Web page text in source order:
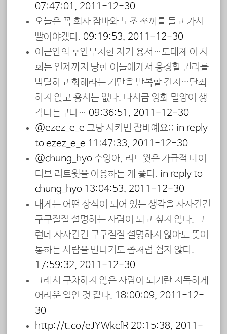
07:47:01, 2011-12-30
오늘은 꼭 회사 잠바와 노조 쪼끼를 들고 가서
빨아야겠다. 09:19:53, 2011-12-30
이근안의 후안무치한 자기 용서…도대체 이 사
회는 언제까지 당한 이들에게서 응징할 권리를
박탈하고 화해라는 기만을 반복할 건지…단죄
하지 않고 용서는 없다. 다시금 영화 밀양이 생
각나는구나… 09:36:51, 2011-12-30
@ezez_e_e 그냥 시커먼 잠바예요;; in reply
to ezez_e_e 11:47:33, 2011-12-30
@chung_hyo 수영아, 리트윗은 가급적 네이
티브 리트윗을 이용하는 게 좋다. in reply to
chung_hyo 13:04:53, 2011-12-30
내게는 어떤 상식이 되어 있는 생각을 사사건건
구구절절 설명하는 사람이 되고 싶지 않다. 그
런데 사사건건 구구절절 설명하지 않아도 뜻이
통하는 사람을 만나기도 좀처럼 쉽지 않다.
17:59:32, 2011-12-30
그래서 구차하지 않은 사람이 되기란 지독하게
어려운 일인 것 같다. 18:00:09, 2011-12-
30
http://t.co/eJYWkcfR 20:15:38, 2011-